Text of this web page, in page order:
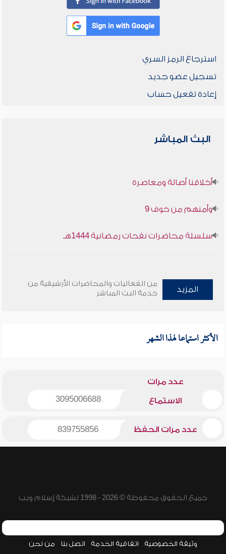
استرجاع الرمز السري
تسجيل عضو جديد
إعادة تفعيل حساب
البث المباشر
أخلاقنا أصالة ومعاصرة
وأمنهم من خوف 9
سلسلة محاضرات نفحات رمضانية 1444هـ
المزيد
من الفعاليات والمحاضرات الأرشيفية من
خدمة البث المباشر
الأكثر استماعا لهذا الشهر
عدد مرات
الاستماع 3095006688
عدد مرات الحفظ 839755856
جميع الحقوق محفوظة © 2026 - 1998 لشبكة إسلام ويب
وثيقة الخصوصية اتفاقية الخدمة اتصل بنا من نحن